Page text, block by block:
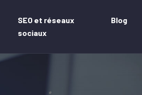
SEO et réseaux
sociaux
Blog